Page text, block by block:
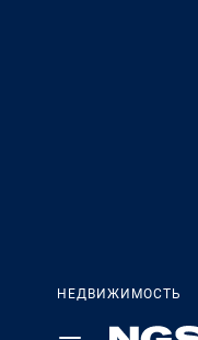
НЕДВИЖИМОСТЬ